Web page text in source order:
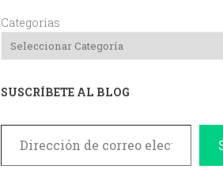
Categorías
SUSCRÍBETE AL BLOG
Dirección de correo electrónico